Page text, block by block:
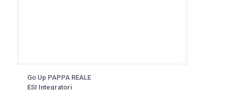
Go Up PAPPA REALE
ESI Integratori